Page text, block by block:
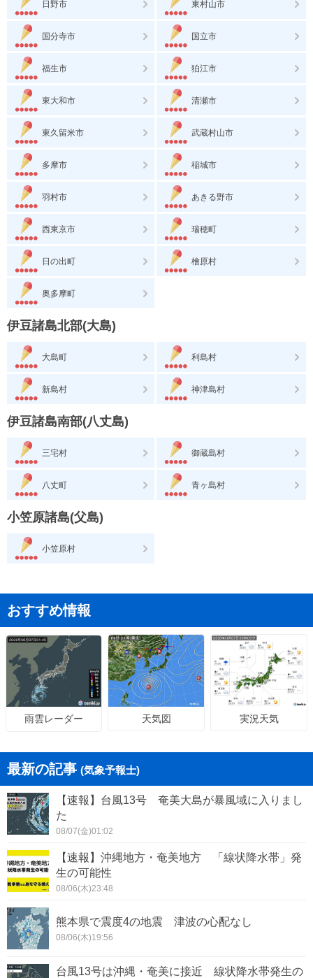
日野市 東村山市
国分寺市 国立市
福生市 狛江市
東大和市 清瀬市
東久留米市 武蔵村山市
多摩市 稲城市
羽村市 あきる野市
西東京市 瑞穂町
日の出町 檜原村
奥多摩町
伊豆諸島北部(大島)
大島町 利島村
新島村 神津島村
伊豆諸島南部(八丈島)
三宅村 御蔵島村
八丈町 青ヶ島村
小笠原諸島(父島)
小笠原村
おすすめ情報
雨雲レーダー 天気図 実況天気
最新の記事 (気象予報士)
【速報】台風13号 奄美大島が暴風域に入りまし
た
08/07(金)01:02
【速報】沖縄地方・奄美地方 「線状降水帯」発
生の可能性
08/06(木)23:48
熊本県で震度4の地震 津波の心配なし
08/06(木)19:56
台風13号は沖縄・奄美に接近 線状降水帯発生の